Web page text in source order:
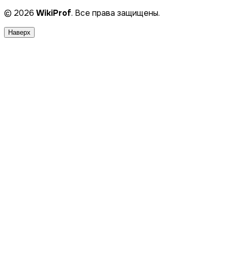
© 2026 WikiProf. Все права защищены.
Наверх